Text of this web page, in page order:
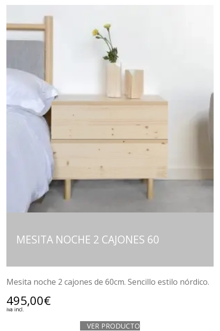
MESITA NOCHE 2 CAJONES 60
Mesita noche 2 cajones de 60cm. Sencillo estilo nórdico.
495,00€
iva incl.
VER PRODUCTO